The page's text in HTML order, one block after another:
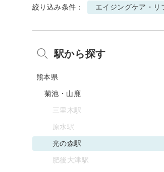
絞り込み条件： エイジングケア・リ
駅から探す
熊本県
菊池・山鹿
三里木駅
原水駅
光の森駅
肥後大津駅